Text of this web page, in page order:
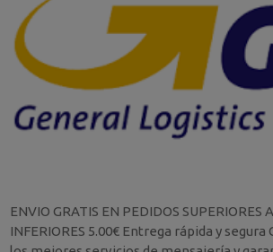
ENVIO GRATIS EN PEDIDOS SUPERIORES
INFERIORES 5.00€ Entrega rápida y